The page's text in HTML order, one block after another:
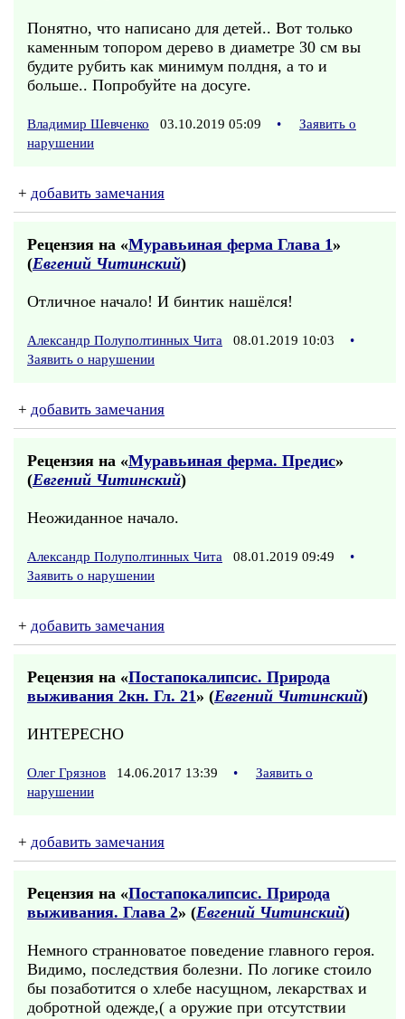
Понятно, что написано для детей.. Вот только
каменным топором дерево в диаметре 30 см вы
будите рубить как минимум полдня, а то и
больше.. Попробуйте на досуге.
Владимир Шевченко 03.10.2019 05:09 •
Заявить о
нарушении
+ добавить замечания
Рецензия на «Муравьиная ферма Глава 1»
(Евгений Читинский)
Отличное начало! И бинтик нашёлся!
Александр Полуполтинных Чита 08.01.2019 10:03
•
Заявить о нарушении
+ добавить замечания
Рецензия на «Муравьиная ферма. Предис»
(Евгений Читинский)
Неожиданное начало.
Александр Полуполтинных Чита 08.01.2019 09:49
•
Заявить о нарушении
+ добавить замечания
Рецензия на «Постапокалипсис. Природа
выживания 2кн. Гл. 21» (Евгений Читинский)
ИНТЕРЕСНО
Олег Грязнов 14.06.2017 13:39 •
Заявить о
нарушении
+ добавить замечания
Рецензия на «Постапокалипсис. Природа
выживания. Глава 2» (Евгений Читинский)
Немного странноватое поведение главного героя.
Видимо, последствия болезни. По логике стоило
бы позаботится о хлебе насущном, лекарствах и
добротной одежде,( а оружие при отсутствии